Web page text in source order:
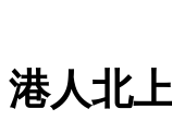
港人北